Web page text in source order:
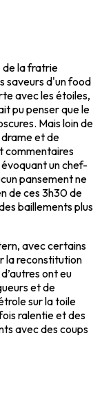
de la fratrie
saveurs d'un food
avec les étoiles,
pu penser que le
Mais loin de
et de
commentaires
un chef-
pansement ne
de ces 3h30 de
baillements plus
avec certains
la reconstitution
ont eu
et de
sur la toile
ralentie et des
avec des coups